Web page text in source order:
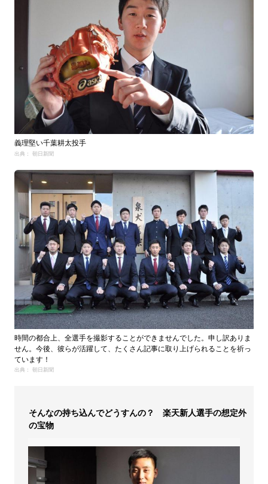
義理堅い千葉耕太投手
出典： 朝日新聞
時間の都合上、全選手を撮影することができませんでした。申し訳ありま
せん。今後、彼らが活躍して、たくさん記事に取り上げられることを祈っ
ています！
出典： 朝日新聞
そんなの持ち込んでどうすんの？ 楽天新人選手の想定外
の宝物